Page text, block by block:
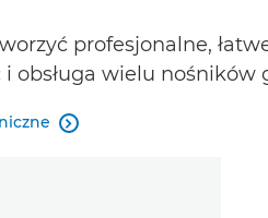
profesjonalne,
obsługa wielu
